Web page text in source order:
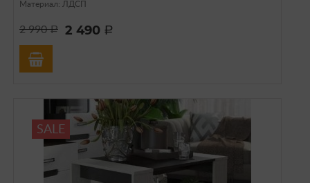
Материал: ЛДСП
2 990a 2 490 a
SALE